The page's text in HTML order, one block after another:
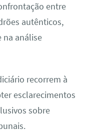
entre
autênticos,
na análise
recorrem à
esclarecimentos
sobre